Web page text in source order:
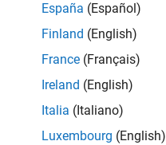
España (Español)
Finland (English)
France (Français)
Ireland (English)
Italia (Italiano)
Luxembourg (English)